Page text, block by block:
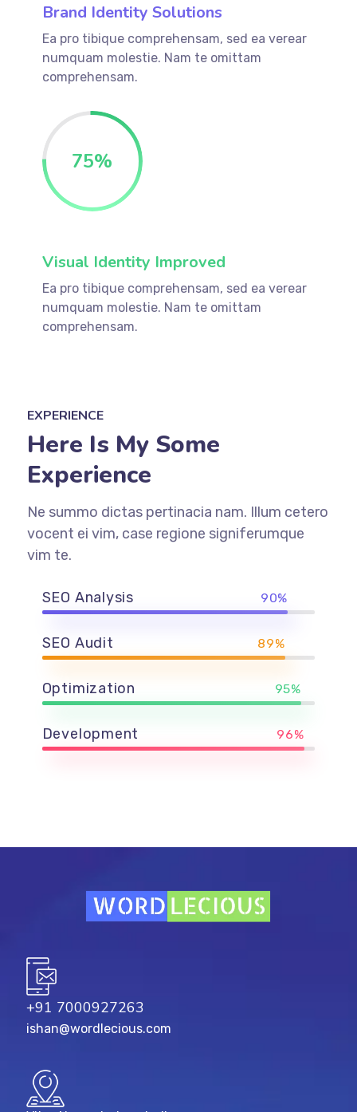
Brand Identity Solutions
Ea pro tibique comprehensam, sed ea verear
numquam molestie. Nam te omittam
comprehensam.
75%
Visual Identity Improved
Ea pro tibique comprehensam, sed ea verear
numquam molestie. Nam te omittam
comprehensam.
EXPERIENCE
Here Is My Some
Experience
Ne summo dictas pertinacia nam. Illum cetero
vocent ei vim, case regione signiferumque
vim te.
SEO Analysis 90%
SEO Audit 89%
Optimization 95%
Development 96%
+91 7000927263
ishan@wordlecious.com